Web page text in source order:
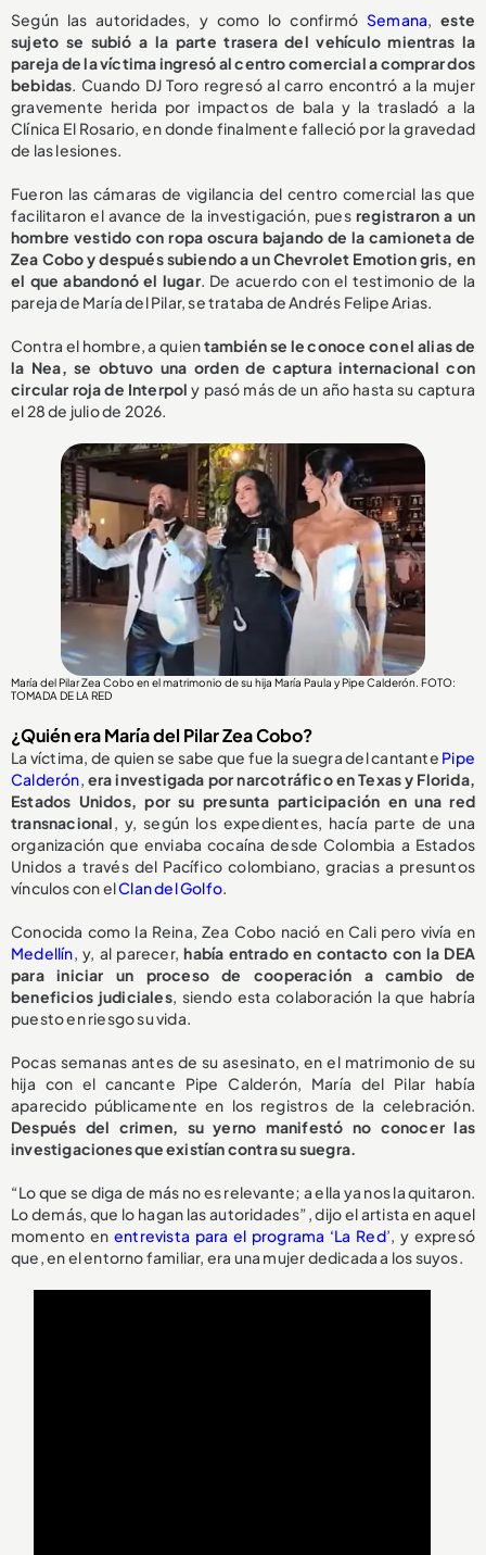
Según las autoridades, y como lo confirmó Semana ,este
sujeto se subió a la parte trasera del vehículo mientras la
pareja de la víctima ingresó al centro comercial a comprar dos
bebidas . Cuando DJ Toro regresó al carro encontró a la mujer
gravemente herida por impactos de bala y la trasladó a la
Clínica El Rosario, en donde finalmente falleció por la gravedad
de las lesiones.
Fueron las cámaras de vigilancia del centro comercial las que
facilitaron el avance de la investigación, pues registraron a un
hombre vestido con ropa oscura bajando de la camioneta de
Zea Cobo y después subiendo a un Chevrolet Emotion gris, en
el que abandonó el lugar. De acuerdo con el testimonio de la
pareja de María del Pilar, se trataba de Andrés Felipe Arias.
Contra el hombre, a quientambién se le conoce con el alias de
la Nea, se obtuvo una orden de captura internacional con
circular roja de Interpol y pasó más de un año hasta su captura
el 28 de julio de 2026.
María del Pilar Zea Cobo en el matrimonio de su hija María Paula y Pipe Calderón. FOTO:
TOMADA DE LA RED
¿Quién era María del Pilar Zea Cobo?
La víctima, de quien se sabe que fue la suegra del cantante Pipe
Calderón era investigada por narcotráfico en Texas y Florida,
Estados Unidos, por su presunta participación en una red
transnacional , y, según los expedientes, hacía parte de una
organización que enviaba cocaína desde Colombia a Estados
Unidos a través del Pacífico colombiano, gracias a presuntos
vínculos con elClan del Golfo
Conocida como la Reina, Zea Cobo nació en Cali pero vivía en
Medellín , y, al parecer,había entrado en contacto con la DEA
para iniciar un proceso de cooperación a cambio de
beneficios judiciales, siendo esta colaboración la que habría
puesto en riesgo su vida.
Pocas semanas antes de su asesinato, en el matrimonio de su
hija con el cancante Pipe Calderón, María del Pilar había
aparecido públicamente en los registros de la celebración.
Después del crimen, su yerno manifestó no conocer las
investigaciones que existían contra su suegra.
“Lo que se diga de más no es relevante; a ella ya nos la quitaron.
Lo demás, que lo hagan las autoridades”, dijo el artista en aquel
momento en entrevista para el programa ‘La Red’, y expresó
que, en el entorno familiar, era una mujer dedicada a los suyos.